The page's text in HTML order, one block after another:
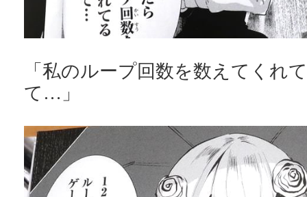
「私のループ回数を数えてくれ
て…」